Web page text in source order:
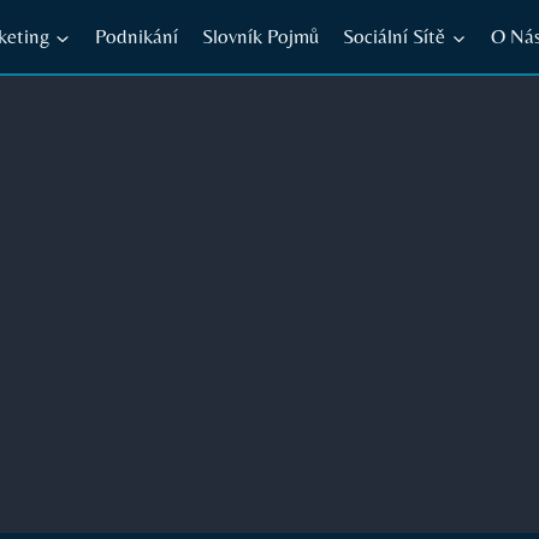
Podnikání Slovník Pojmů Sociální Sítě O